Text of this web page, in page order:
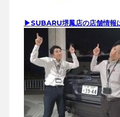
▶SUBARU堺鳳店の店舗情報